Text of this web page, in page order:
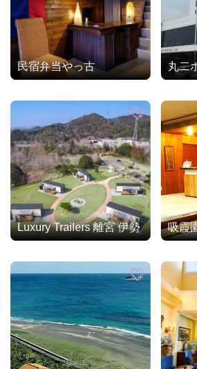
民宿弁当やっ古 丸二
Luxury Trailers 離宮 伊勢 吸霞